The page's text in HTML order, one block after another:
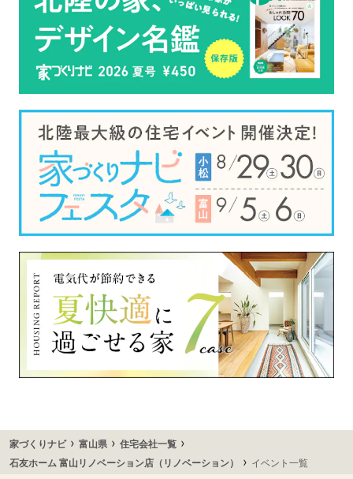
家づくりナビ› 富山県 › 住宅会社一覧 ›
石友ホーム 富山リノベーション店（リノベーション） › イベント一覧